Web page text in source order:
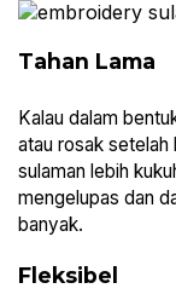
Tahan Lama
Kalau dalam
atau rosak setelah
sulaman lebih
mengelupas dan
banyak.
Fleksibel